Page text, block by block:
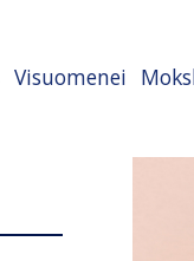
Visuomenei